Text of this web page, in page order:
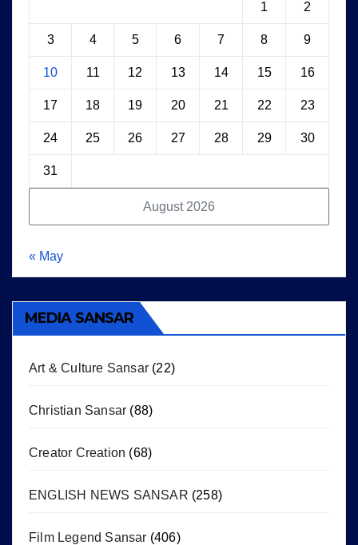
August 2026
1 2
3 4 5 6 7 8 9
10 11 12 13 14 15 16
17 18 19 20 21 22 23
24 25 26 27 28 29 30
31
« May
MEDIA SANSAR
Art & Culture Sansar (22)
Christian Sansar (88)
Creator Creation (68)
ENGLISH NEWS SANSAR (258)
Film Legend Sansar (406)